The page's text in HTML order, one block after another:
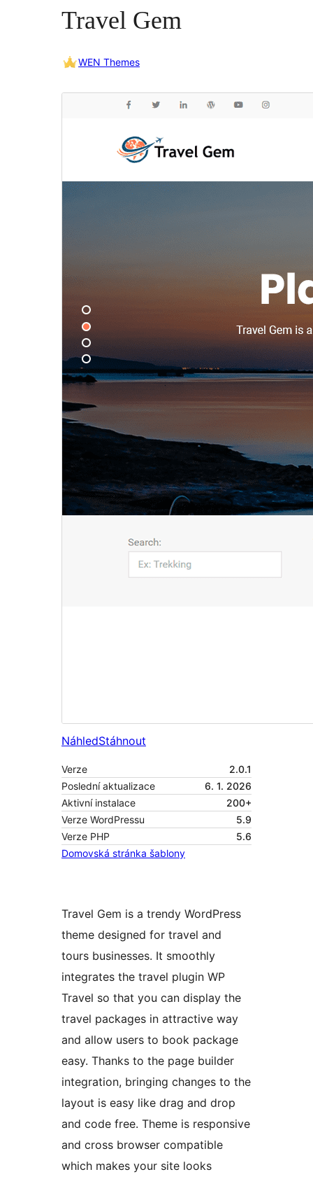
Travel Gem
WEN Themes
NáhledStáhnout
Verze
2.0.1
Poslední aktualizace
6. 1. 2026
Aktivní instalace
200+
Verze WordPressu
5.9
Verze PHP
5.6
Domovská stránka šablony
Travel Gem is a trendy WordPress
theme designed for travel and
tours businesses. It smoothly
integrates the travel plugin WP
Travel so that you can display the
travel packages in attractive way
and allow users to book package
easy. Thanks to the page builder
integration, bringing changes to the
layout is easy like drag and drop
and code free. Theme is responsive
and cross browser compatible
which makes your site looks